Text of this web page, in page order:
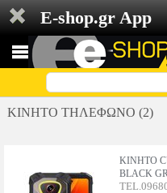
E-shop.gr App
ΚΙΝΗΤΟ ΤΗΛΕΦΩΝΟ (2)
ΚΙΝΗΤΟ
BLACK